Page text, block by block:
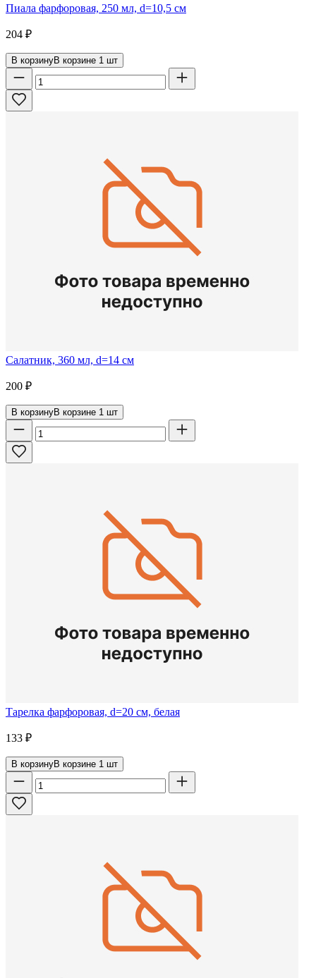
Пиала фарфоровая, 250 мл, d=10,5 см
204 ₽
В корзинуВ корзине 1 шт
Салатник, 360 мл, d=14 см
200 ₽
В корзинуВ корзине 1 шт
Тарелка фарфоровая, d=20 см, белая
133 ₽
В корзинуВ корзине 1 шт